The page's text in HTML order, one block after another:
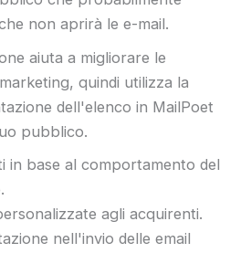
non aprirà le e-mail.
aiuta a migliorare le
quindi utilizza la
dell'elenco in MailPoet
pubblico.
in base al comportamento del
agli acquirenti.
nell'invio delle email